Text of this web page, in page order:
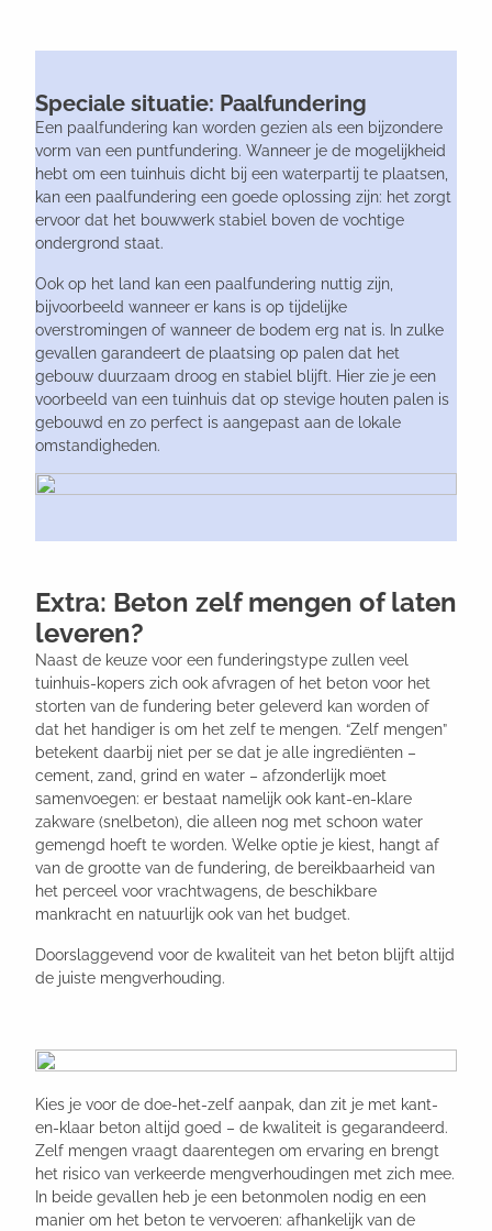
Speciale situatie: Paalfundering
Een paalfundering kan worden gezien als een bijzondere
vorm van een puntfundering. Wanneer je de mogelijkheid
hebt om een tuinhuis dicht bij een waterpartij te plaatsen,
kan een paalfundering een goede oplossing zijn: het zorgt
ervoor dat het bouwwerk stabiel boven de vochtige
ondergrond staat.
Ook op het land kan een paalfundering nuttig zijn,
bijvoorbeeld wanneer er kans is op tijdelijke
overstromingen of wanneer de bodem erg nat is. In zulke
gevallen garandeert de plaatsing op palen dat het
gebouw duurzaam droog en stabiel blijft. Hier zie je een
voorbeeld van een tuinhuis dat op stevige houten palen is
gebouwd en zo perfect is aangepast aan de lokale
omstandigheden.
Extra: Beton zelf mengen of laten
leveren?
Naast de keuze voor een funderingstype zullen veel
tuinhuis-kopers zich ook afvragen of het beton voor het
storten van de fundering beter geleverd kan worden of
dat het handiger is om het zelf te mengen. “Zelf mengen”
betekent daarbij niet per se dat je alle ingrediënten –
cement, zand, grind en water – afzonderlijk moet
samenvoegen: er bestaat namelijk ook kant-en-klare
zakware (snelbeton), die alleen nog met schoon water
gemengd hoeft te worden. Welke optie je kiest, hangt af
van de grootte van de fundering, de bereikbaarheid van
het perceel voor vrachtwagens, de beschikbare
mankracht en natuurlijk ook van het budget.
Doorslaggevend voor de kwaliteit van het beton blijft altijd
de juiste mengverhouding.
Kies je voor de doe-het-zelf aanpak, dan zit je met kant-
en-klaar beton altijd goed – de kwaliteit is gegarandeerd.
Zelf mengen vraagt daarentegen om ervaring en brengt
het risico van verkeerde mengverhoudingen met zich mee.
In beide gevallen heb je een betonmolen nodig en een
manier om het beton te vervoeren: afhankelijk van de